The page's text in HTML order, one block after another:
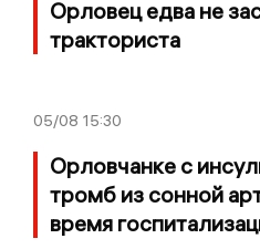
Орловец едва не
тракториста
05/08 15:30
Орловчанке с
тромб из сонной
время